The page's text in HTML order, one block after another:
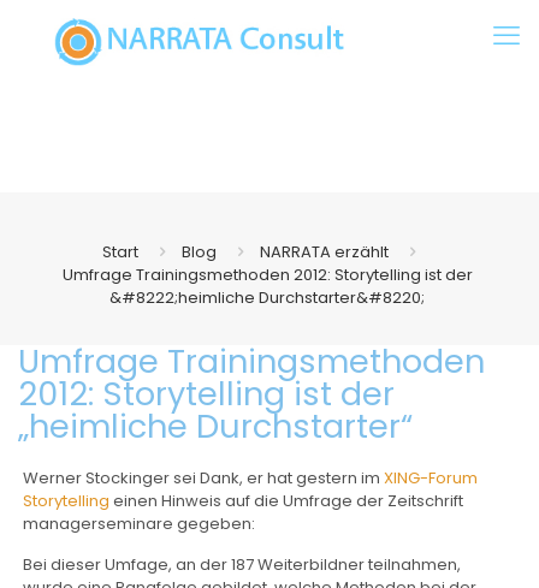
Start Blog
NARRATA erzählt
Umfrage Trainingsmethoden 2012: Storytelling ist der
&#8222;heimliche Durchstarter&#8220;
Umfrage Trainingsmethoden
2012: Storytelling ist der
„heimliche Durchstarter“
Werner Stockinger sei Dank, er hat gestern imXING-Forum
Storytelling einen Hinweis auf die Umfrage der Zeitschrift
managerseminare gegeben:
Bei dieser Umfage, an der 187 Weiterbildner teilnahmen,